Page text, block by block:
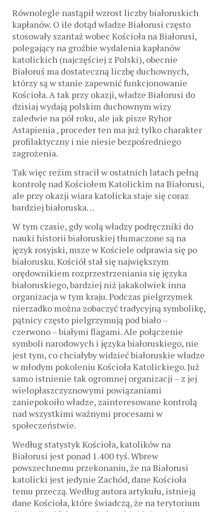
Równolegle nastąpił wzrost liczby białoruskich
kapłanów. O ile dotąd władze Białorusi często
stosowały szantaż wobec Kościoła na Białorusi,
polegający na groźbie wydalenia kapłanów
katolickich (najczęściej z Polski), obecnie
Białoruś ma dostateczną liczbę duchownych,
którzy są w stanie zapewnić funkcjonowanie
Kościoła. A tak przy okazji, władze Białorusi do
dzisiaj wydają polskim duchownym wizy
zaledwie na pół roku, ale jak pisze Ryhor
Astapienia , proceder ten ma już tylko charakter
profilaktyczny i nie niesie bezpośredniego
zagrożenia.
Tak więc reżim stracił w ostatnich latach pełną
kontrolę nad Kościołem Katolickim na Białorusi,
ale przy okazji wiara katolicka staje się coraz
bardziej białoruska…
W tym czasie, gdy wolą władzy podręczniki do
nauki historii białoruskiej tłumaczone są na
język rosyjski, msze w Kościele odprawia się po
białorusku. Kościół stał się największym
orędownikiem rozprzestrzeniania się języka
białoruskiego, bardziej niż jakakolwiek inna
organizacja w tym kraju. Podczas pielgrzymek
nierzadko można zobaczyć tradycyjną symbolikę,
pątnicy często pielgrzymują pod biało –
czerwono – białymi flagami. Ale połączenie
symboli narodowych i języka białoruskiego, nie
jest tym, co chciałyby widzieć białoruskie władze
w młodym pokoleniu Kościoła Katolickiego. Już
samo istnienie tak ogromnej organizacji – z jej
wielopłaszczyznowymi powiązaniami
zaniepokoiło władze, zainteresowane kontrolą
nad wszystkimi ważnymi procesami w
społeczeństwie.
Według statystyk Kościoła, katolików na
Białorusi jest ponad 1.400 tyś. Wbrew
powszechnemu przekonaniu, że na Białorusi
katolicki jest jedynie Zachód, dane Kościoła
temu przeczą. Według autora artykułu, istnieją
dane Kościoła, które świadczą, że na terytorium